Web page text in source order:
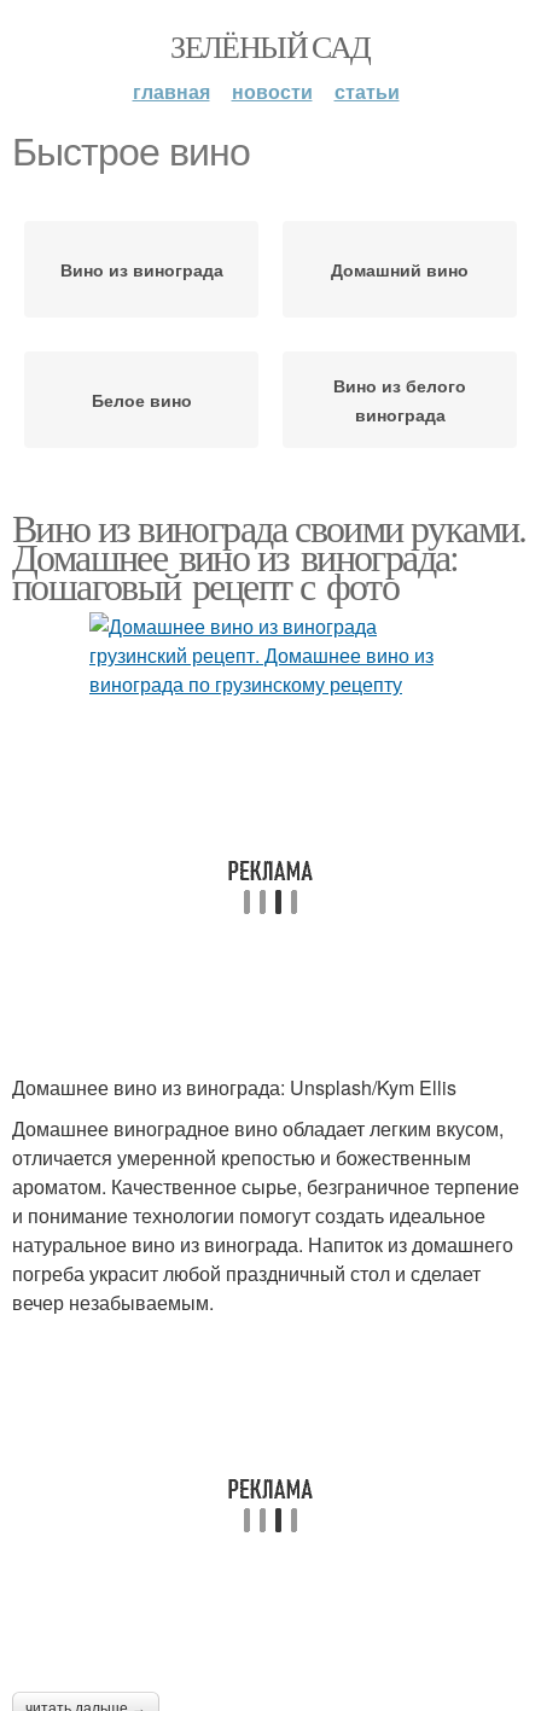
ЗЕЛЁНЫЙ САД
главная новости статьи
Быстрое вино
Вино из винограда Домашний вино
Белое вино
Вино из белого
винограда
Вино из винограда своими руками.
Домашнее вино из винограда:
пошаговый рецепт с фото
Домашнее вино из винограда: Unsplash/Kym Ellis
Домашнее виноградное вино обладает легким вкусом,
отличается умеренной крепостью и божественным
ароматом. Качественное сырье, безграничное терпение
и понимание технологии помогут создать идеальное
натуральное вино из винограда. Напиток из домашнего
погреба украсит любой праздничный стол и сделает
вечер незабываемым.